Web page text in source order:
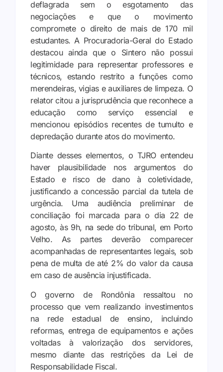
deflagrada sem o esgotamento das
negociações e que o movimento
compromete o direito de mais de 170 mil
estudantes. A Procuradoria-Geral do Estado
destacou ainda que o Sintero não possui
legitimidade para representar professores e
técnicos, estando restrito a funções como
merendeiras, vigias e auxiliares de limpeza. O
relator citou a jurisprudência que reconhece a
educação como serviço essencial e
mencionou episódios recentes de tumulto e
depredação durante atos do movimento.
Diante desses elementos, o TJRO entendeu
haver plausibilidade nos argumentos do
Estado e risco de dano à coletividade,
justificando a concessão parcial da tutela de
urgência. Uma audiência preliminar de
conciliação foi marcada para o dia 22 de
agosto, às 9h, na sede do tribunal, em Porto
Velho. As partes deverão comparecer
acompanhadas de representantes legais, sob
pena de multa de até 2% do valor da causa
em caso de ausência injustificada.
O governo de Rondônia ressaltou no
processo que vem realizando investimentos
na rede estadual de ensino, incluindo
reformas, entrega de equipamentos e ações
voltadas à valorização dos servidores,
mesmo diante das restrições da Lei de
Responsabilidade Fiscal.